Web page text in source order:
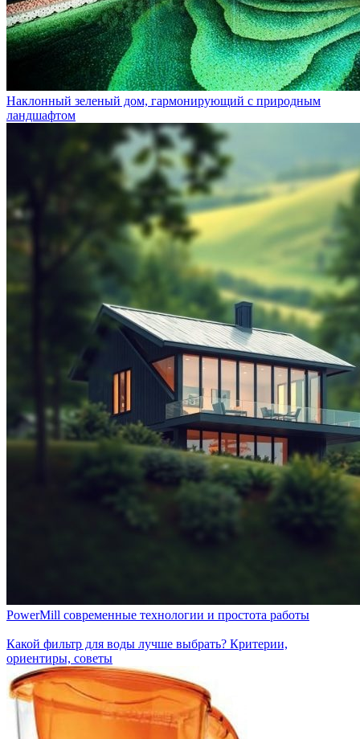
Наклонный зеленый дом, гармонирующий с природным
ландшафтом
PowerMill современные технологии и простота работы
Какой фильтр для воды лучше выбрать? Критерии,
ориентиры, советы